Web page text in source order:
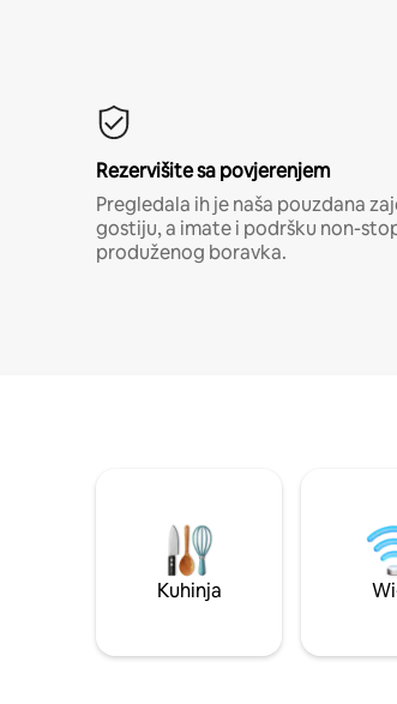
Rezervišite sa povjerenjem
Pregledala ih je naša pouzdana
gostiju, a imate i podršku non-
produženog boravka.
Kuhinja